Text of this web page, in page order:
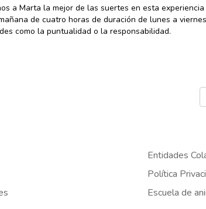
a Marta la mejor de las suertes en esta
de cuatro horas de duración de lunes a
como la puntualidad o la responsabilidad.
Entidades
Política
Escuela de